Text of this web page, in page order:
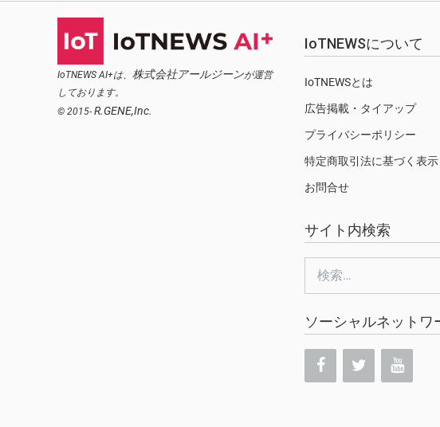
IoTNEWS AI+は、 株式会社アールジーンが運営
しております。
© 2015- R.GENE,Inc.
IoTNEWSについて
IoTNEWSとは
広告掲載・タイアップ
プライバシーポリシー
特定商取引法に基づく表示
お問合せ
サイト内検索
ソーシャルネットワ